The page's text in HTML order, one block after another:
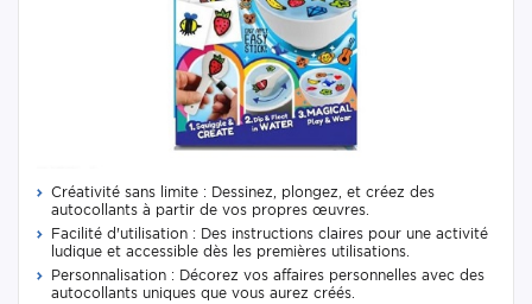
Créativité sans limite : Dessinez, plongez, et créez des
autocollants à partir de vos propres œuvres.
Facilité d'utilisation : Des instructions claires pour une activité
ludique et accessible dès les premières utilisations.
Personnalisation : Décorez vos affaires personnelles avec des
autocollants uniques que vous aurez créés.